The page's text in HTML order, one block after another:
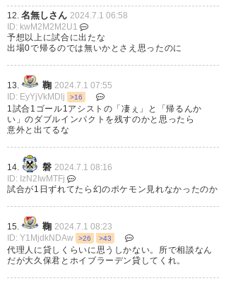
このレベルの選手をなんとか引
っ張ってこれないかなぁ
その為にお金落としてるような
モノだし
— オジートニーギーザビル
(taku_yzfr1)2024, 7月 1
ソルバッケン信じてたしユニま
で買ってやっとこさ覚醒してき
たと思ったらレンタルバックか
いな、
12. 名無しさん 2024.7.1 06:58
ID: kwM2M2M2U1
予想以上に試合に出たな
出場0で帰るのでは無いかとさえ思ったのに
13. 鞠 2024.7.1 07:55
ID: EyYjVkMDlj
>16
1試合1ゴール1アシストの「凄ぇ」と「帰るんか
い」のダブルインパクトを残すのかと思ったら
意外と出てるな
14. 磐 2024.7.1 08:16
ID: IzN2IwMTFj
試合が1日ずれてたら幻のポケモン見れなかったのか
15. 鞠 2024.7.1 08:23
ID: Y1MjdkNDAw
>26 >43
代理人に貸しくらいに思うしかない。所で相談なん
だが大久保君とホイブラーデン貸してくれ。